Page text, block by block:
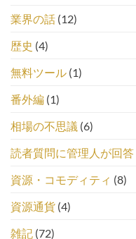
業界の話 (12)
歴史 (4)
無料ツール (1)
番外編 (1)
相場の不思議 (6)
読者質問に管理人が回答
資源・コモディティ (8)
資源通貨 (4)
雑記 (72)